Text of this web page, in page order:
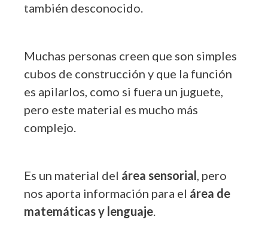
también desconocido.
Muchas personas creen que son simples
cubos de construcción y que la función
es apilarlos, como si fuera un juguete,
pero este material es mucho más
complejo.
Es un material del área sensorial , pero
nos aporta información para el área de
matemáticas y lenguaje.